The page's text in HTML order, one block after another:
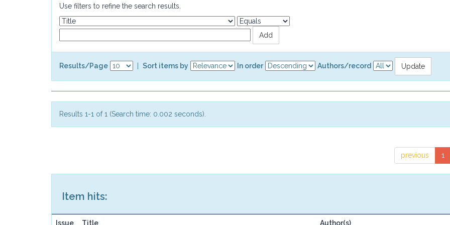
Use filters to refine the search results.
Results/Page Sort items by In order Authors/record
Results 1-1 of 1 (Search time: 0.002 seconds).
previous 1
Item hits:
Issue Title Author(s)